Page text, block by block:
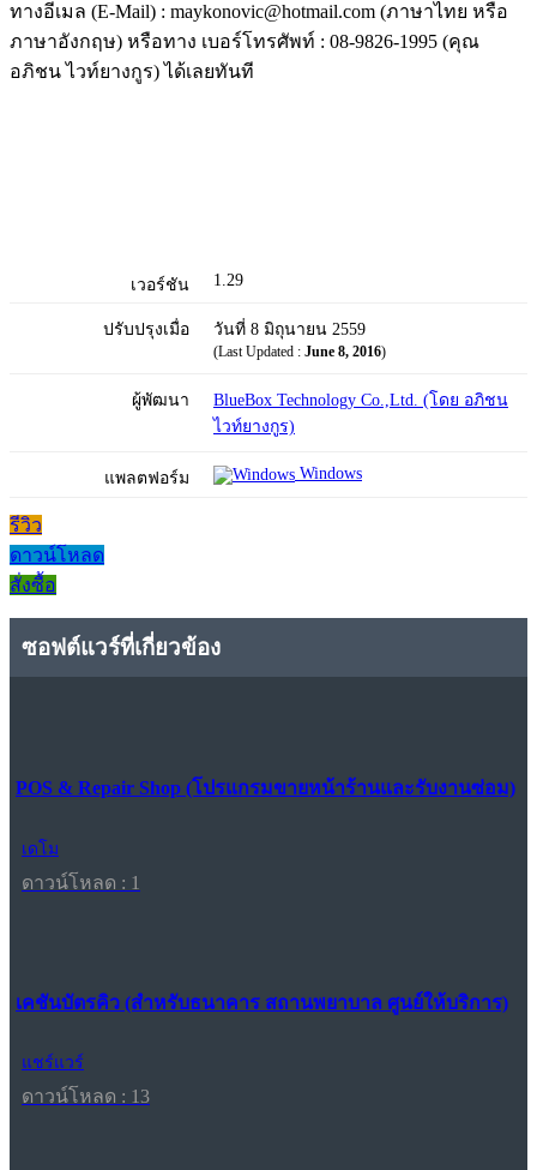
ทางอีเมล (E-Mail) : maykonovic@hotmail.com (ภาษาไทย หรือ
ภาษาอังกฤษ) หรือทาง เบอร์โทรศัพท์ : 08-9826-1995 (คุณ
อภิชน ไวท์ยางกูร) ได้เลยทันที
เวอร์ชัน 1.29
ปรับปรุงเมื่อ วันที่ 8 มิถุนายน 2559
(Last Updated : June 8, 2016)
ผู้พัฒนา
BlueBox Technology Co.,Ltd. (โดย อภิชน
ไวท์ยางกูร)
แพลตฟอร์ม Windows
รีวิว
ดาวน์โหลด
สั่งซื้อ
ซอฟต์แวร์ที่เกี่ยวข้อง
POS & Repair Shop (โปรแกรมขายหน้าร้านและรับงานซ่อม)
เดโม
ดาวน์โหลด : 1
เคชันบัตรคิว (สำหรับธนาคาร สถานพยาบาล ศูนย์ให้บริการ)
แชร์แวร์
ดาวน์โหลด : 13